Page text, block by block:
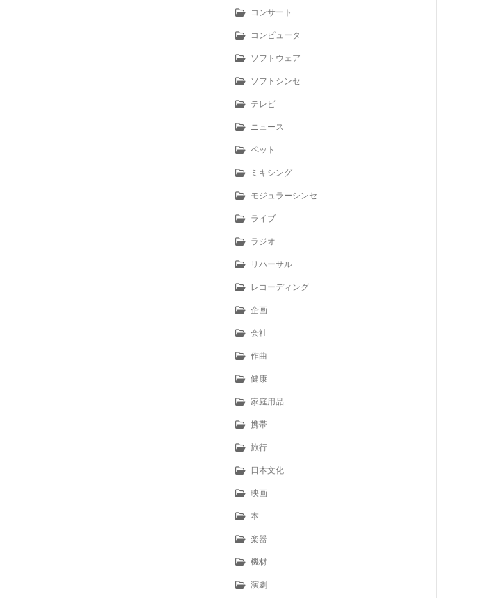
コンサート
コンピュータ
ソフトウェア
ソフトシンセ
テレビ
ニュース
ペット
ミキシング
モジュラーシンセ
ライブ
ラジオ
リハーサル
レコーディング
企画
会社
作曲
健康
家庭用品
携帯
旅行
日本文化
映画
本
楽器
機材
演劇